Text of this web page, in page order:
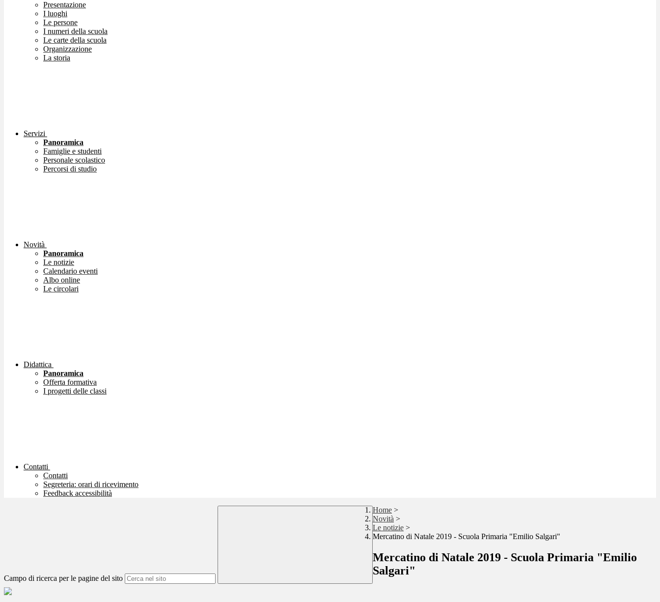
Presentazione
I luoghi
Le persone
I numeri della scuola
Le carte della scuola
Organizzazione
La storia
Servizi
Panoramica
Famiglie e studenti
Personale scolastico
Percorsi di studio
Novità
Panoramica
Le notizie
Calendario eventi
Albo online
Le circolari
Didattica
Panoramica
Offerta formativa
I progetti delle classi
Contatti
Contatti
Segreteria: orari di ricevimento
Feedback accessibilità
Campo di ricerca per le pagine del sito
Home >
Novità >
Le notizie >
Mercatino di Natale 2019 - Scuola Primaria "Emilio Salgari"
Mercatino di Natale 2019 - Scuola Primaria "Emilio
Salgari"